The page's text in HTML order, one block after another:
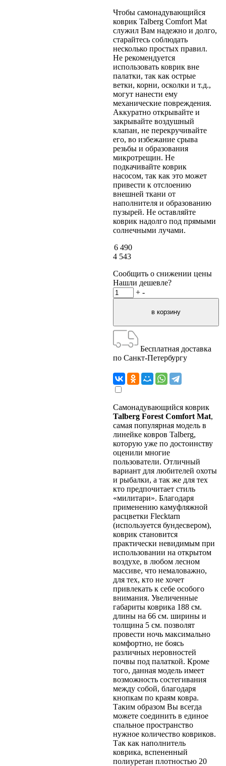
Чтобы самонадувающийся
коврик Talberg Comfort Mat
служил Вам надежно и долго,
старайтесь соблюдать
несколько простых правил.
Не рекомендуется
использовать коврик вне
палатки, так как острые
ветки, корни, осколки и т.д.,
могут нанести ему
механические повреждения.
Аккуратно открывайте и
закрывайте воздушный
клапан, не перекручивайте
его, во избежание срыва
резьбы и образования
микротрещин. Не
подкачивайте коврик
насосом, так как это может
привести к отслоению
внешней ткани от
наполнителя и образованию
пузырей. Не оставляйте
коврик надолго под прямыми
солнечными лучами.
6 490
4 543
Сообщить о снижении цены
Нашли дешевле?
+ -
Бесплатная доставка
по Санкт-Петербургу
Самонадувающийся коврик
Talberg Forest Comfort Mat,
самая популярная модель в
линейке ковров Talberg,
которую уже по достоинству
оценили многие
пользователи. Отличный
вариант для любителей охоты
и рыбалки, а так же для тех
кто предпочитает стиль
«милитари». Благодаря
применению камуфляжной
расцветки Flecktarn
(используется бундесвером),
коврик становится
практически невидимым при
использовании на открытом
воздухе, в любом лесном
массиве, что немаловажно,
для тех, кто не хочет
привлекать к себе особого
внимания. Увеличенные
габариты коврика 188 см.
длины на 66 см. ширины и
толщина 5 см. позволят
провести ночь максимально
комфортно, не боясь
различных неровностей
почвы под палаткой. Кроме
того, данная модель имеет
возможность состегивания
между собой, благодаря
кнопкам по краям ковра.
Таким образом Вы всегда
можете соединить в единое
спальное пространство
нужное количество ковриков.
Так как наполнитель
коврика, вспененный
полиуретан плотностью 20